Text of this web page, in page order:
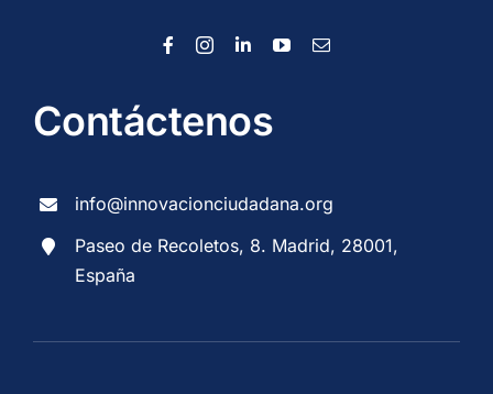
Contáctenos
info@innovacionciudadana.org
Paseo de Recoletos, 8. Madrid, 28001,
España